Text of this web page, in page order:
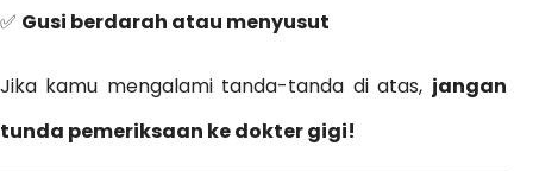
✅ Gusi berdarah atau menyusut
Jika kamu mengalami tanda-tanda di atas, jangan
tunda pemeriksaan ke dokter gigi!